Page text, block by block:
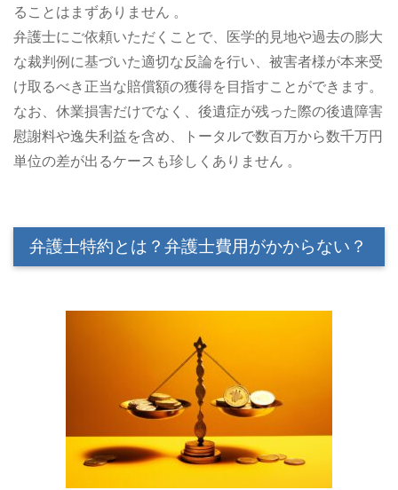
ることはまずありません 。
弁護士にご依頼いただくことで、医学的見地や過去の膨大
な裁判例に基づいた適切な反論を行い、被害者様が本来受
け取るべき正当な賠償額の獲得を目指すことができます。
なお、休業損害だけでなく、後遺症が残った際の後遺障害
慰謝料や逸失利益を含め、トータルで数百万から数千万円
単位の差が出るケースも珍しくありません 。
弁護士特約とは？弁護士費用がかからない？